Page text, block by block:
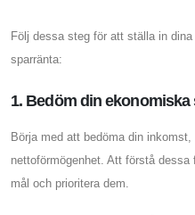
Följ dessa steg för att ställa in
sparränta:
1. Bedöm din ekonomiska
Börja med att bedöma din
nettoförmögenhet. Att förstå
mål och prioritera dem.